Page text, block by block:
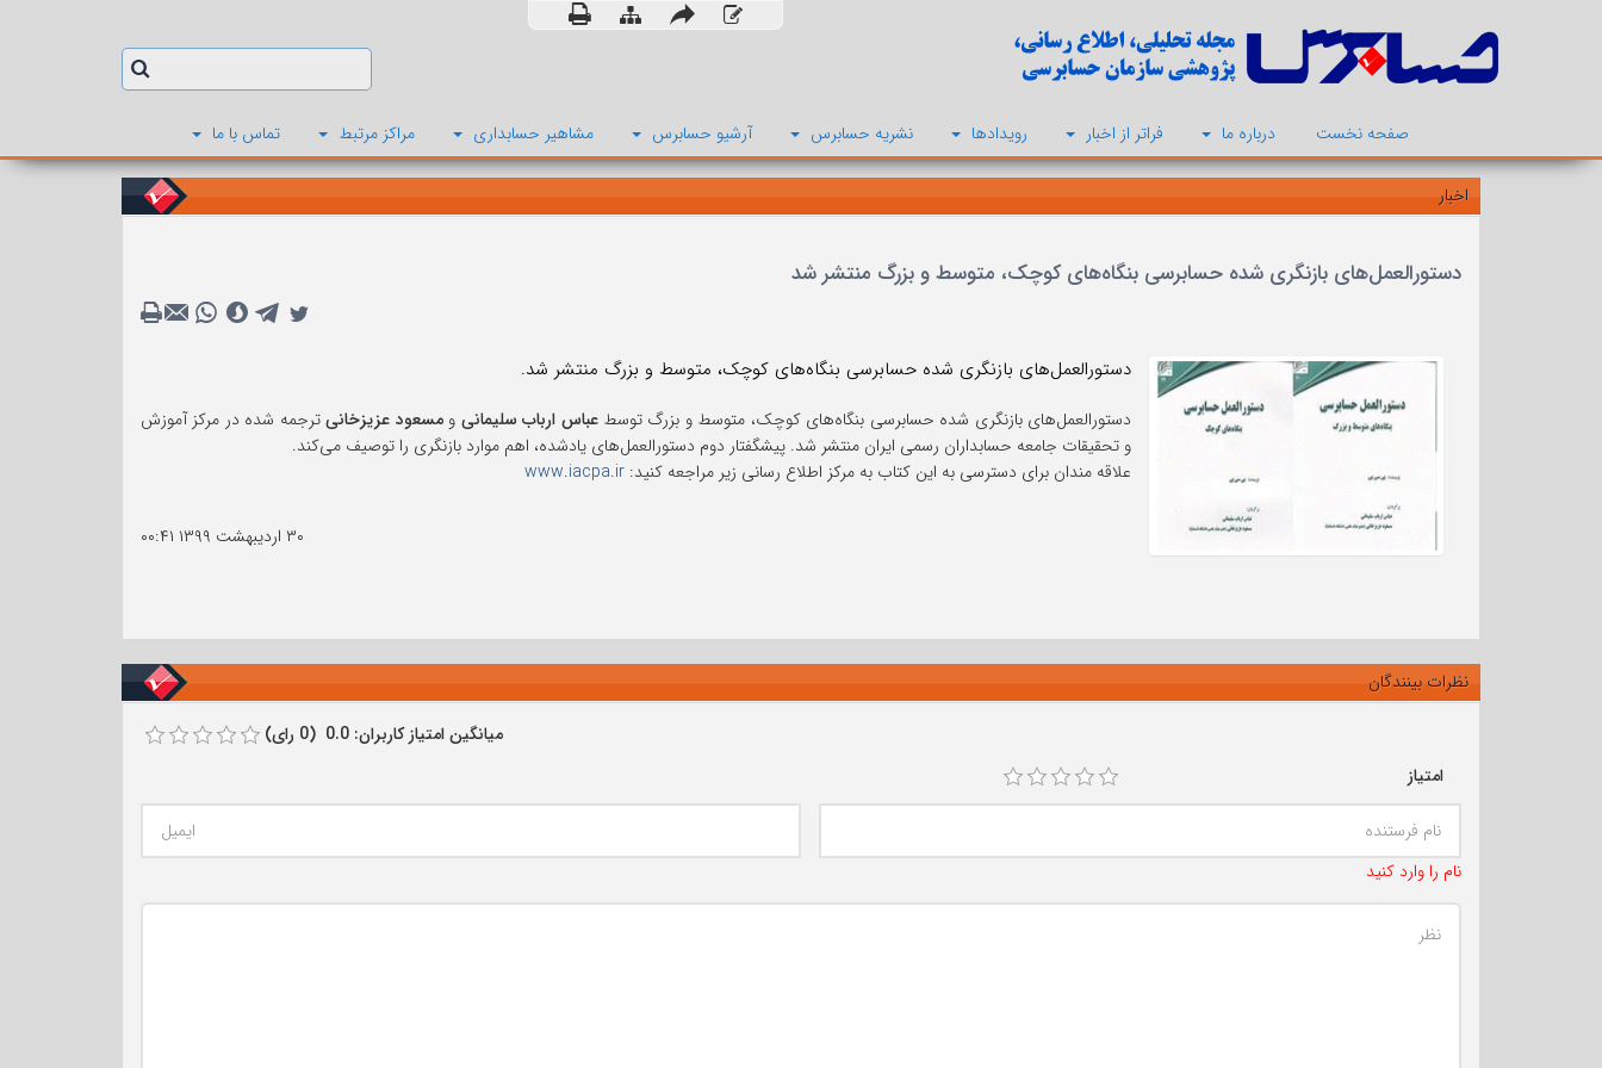
صفحه نخست درباره ما فراتر از اخبار رویدادها نشریه حسابرس آرشیو حسابرس مشاهیر حسابداری مراکز مرتبط تماس با ما
اخبار
دستورالعمل‌های بازنگری شده حسابرسی بنگاه‌های کوچک، متوسط و بزرگ منتشر شد
دستورالعمل‌های بازنگری شده حسابرسی بنگاه‌های کوچک، متوسط و بزرگ منتشر شد.
دستورالعمل‌های بازنگری شده حسابرسی بنگاه‌های کوچک، متوسط و بزرگ توسطعباس ارباب سلیمانی ومسعود عزیزخانیترجمه شده در مرکز آموزش
و تحقیقات جامعه حسابداران رسمی ایران منتشر شد. پیشگفتار دوم دستورالعمل‌های یادشده، اهم موارد بازنگری را توصیف می‌کند.
علاقه مندان برای دسترسی به این کتاب به مرکز اطلاع رسانی زیر مراجعه کنید: www.iacpa.ir
۳۰ اردیبهشت ۱۳۹۹ ۰۰:۴۱
نظرات بینندگان
میانگین امتیاز کاربران: 0.0 (0 رای)
امتیاز
نام را وارد کنید